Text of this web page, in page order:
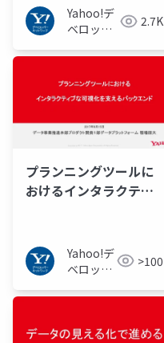
Yahoo!デ
ベロッパ
ワーク
2.7K
プランニングツールに
おけるインタラクティ
Yahoo!デ
ベロッパ
ワーク
>100